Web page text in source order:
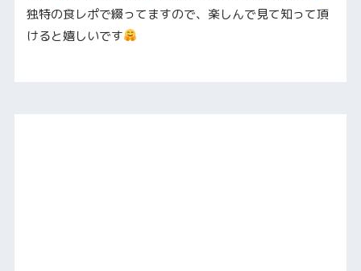
独特の食レポで綴ってますので、楽しんで見て知って頂
けると嬉しいです